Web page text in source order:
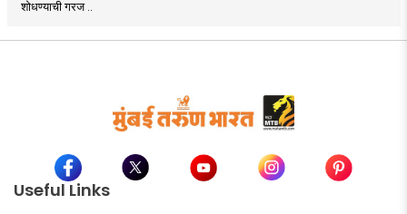
शोधण्याची गरज ..
Useful Links